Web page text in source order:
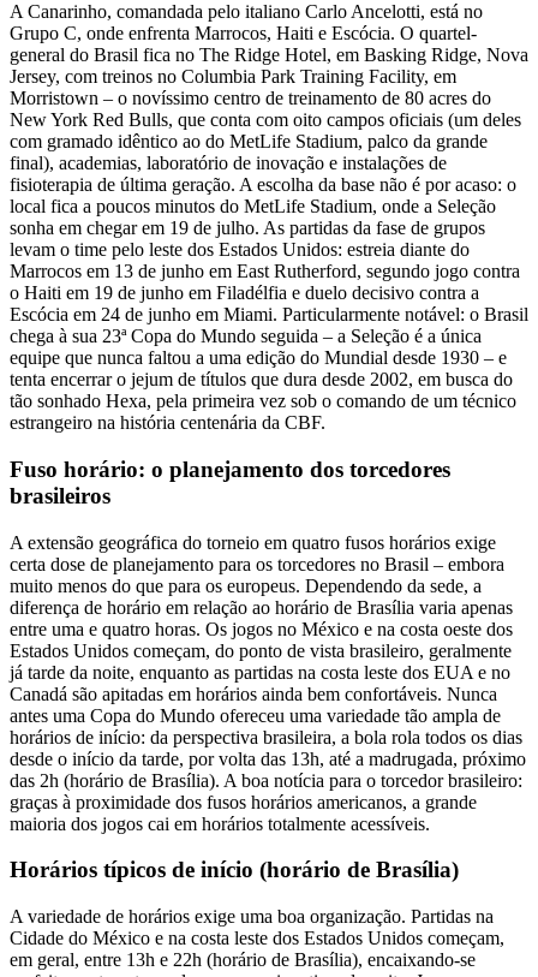
A Canarinho, comandada pelo italiano Carlo Ancelotti, está no
Grupo C, onde enfrenta Marrocos, Haiti e Escócia. O quartel-
general do Brasil fica no The Ridge Hotel, em Basking Ridge, Nova
Jersey, com treinos no Columbia Park Training Facility, em
Morristown – o novíssimo centro de treinamento de 80 acres do
New York Red Bulls, que conta com oito campos oficiais (um deles
com gramado idêntico ao do MetLife Stadium, palco da grande
final), academias, laboratório de inovação e instalações de
fisioterapia de última geração. A escolha da base não é por acaso: o
local fica a poucos minutos do MetLife Stadium, onde a Seleção
sonha em chegar em 19 de julho. As partidas da fase de grupos
levam o time pelo leste dos Estados Unidos: estreia diante do
Marrocos em 13 de junho em East Rutherford, segundo jogo contra
o Haiti em 19 de junho em Filadélfia e duelo decisivo contra a
Escócia em 24 de junho em Miami. Particularmente notável: o Brasil
chega à sua 23ª Copa do Mundo seguida – a Seleção é a única
equipe que nunca faltou a uma edição do Mundial desde 1930 – e
tenta encerrar o jejum de títulos que dura desde 2002, em busca do
tão sonhado Hexa, pela primeira vez sob o comando de um técnico
estrangeiro na história centenária da CBF.
Fuso horário: o planejamento dos torcedores
brasileiros
A extensão geográfica do torneio em quatro fusos horários exige
certa dose de planejamento para os torcedores no Brasil – embora
muito menos do que para os europeus. Dependendo da sede, a
diferença de horário em relação ao horário de Brasília varia apenas
entre uma e quatro horas. Os jogos no México e na costa oeste dos
Estados Unidos começam, do ponto de vista brasileiro, geralmente
já tarde da noite, enquanto as partidas na costa leste dos EUA e no
Canadá são apitadas em horários ainda bem confortáveis. Nunca
antes uma Copa do Mundo ofereceu uma variedade tão ampla de
horários de início: da perspectiva brasileira, a bola rola todos os dias
desde o início da tarde, por volta das 13h, até a madrugada, próximo
das 2h (horário de Brasília). A boa notícia para o torcedor brasileiro:
graças à proximidade dos fusos horários americanos, a grande
maioria dos jogos cai em horários totalmente acessíveis.
Horários típicos de início (horário de Brasília)
A variedade de horários exige uma boa organização. Partidas na
Cidade do México e na costa leste dos Estados Unidos começam,
em geral, entre 13h e 22h (horário de Brasília), encaixando-se